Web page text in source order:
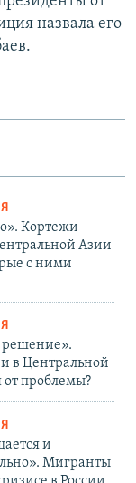
назвала его
Кортежи
Азии
с ними
решение».
в Центральной
проблемы?
и
Мигранты